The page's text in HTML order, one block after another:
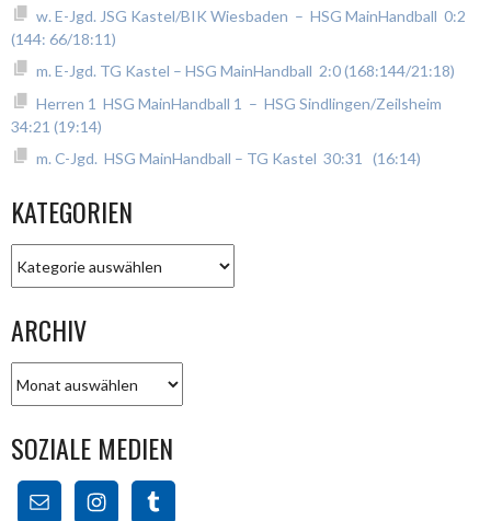
w. E-Jgd. JSG Kastel/BIK Wiesbaden – HSG MainHandball 0:2
(144: 66/18:11)
m. E-Jgd. TG Kastel – HSG MainHandball 2:0 (168:144/21:18)
Herren 1 HSG MainHandball 1 – HSG Sindlingen/Zeilsheim
34:21 (19:14)
m. C-Jgd. HSG MainHandball – TG Kastel 30:31 (16:14)
KATEGORIEN
ARCHIV
SOZIALE MEDIEN